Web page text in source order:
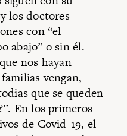
los doctores
con “el
abajo” o sin él.
nos hayan
vengan,
que se queden
En los primeros
de Covid-19, el